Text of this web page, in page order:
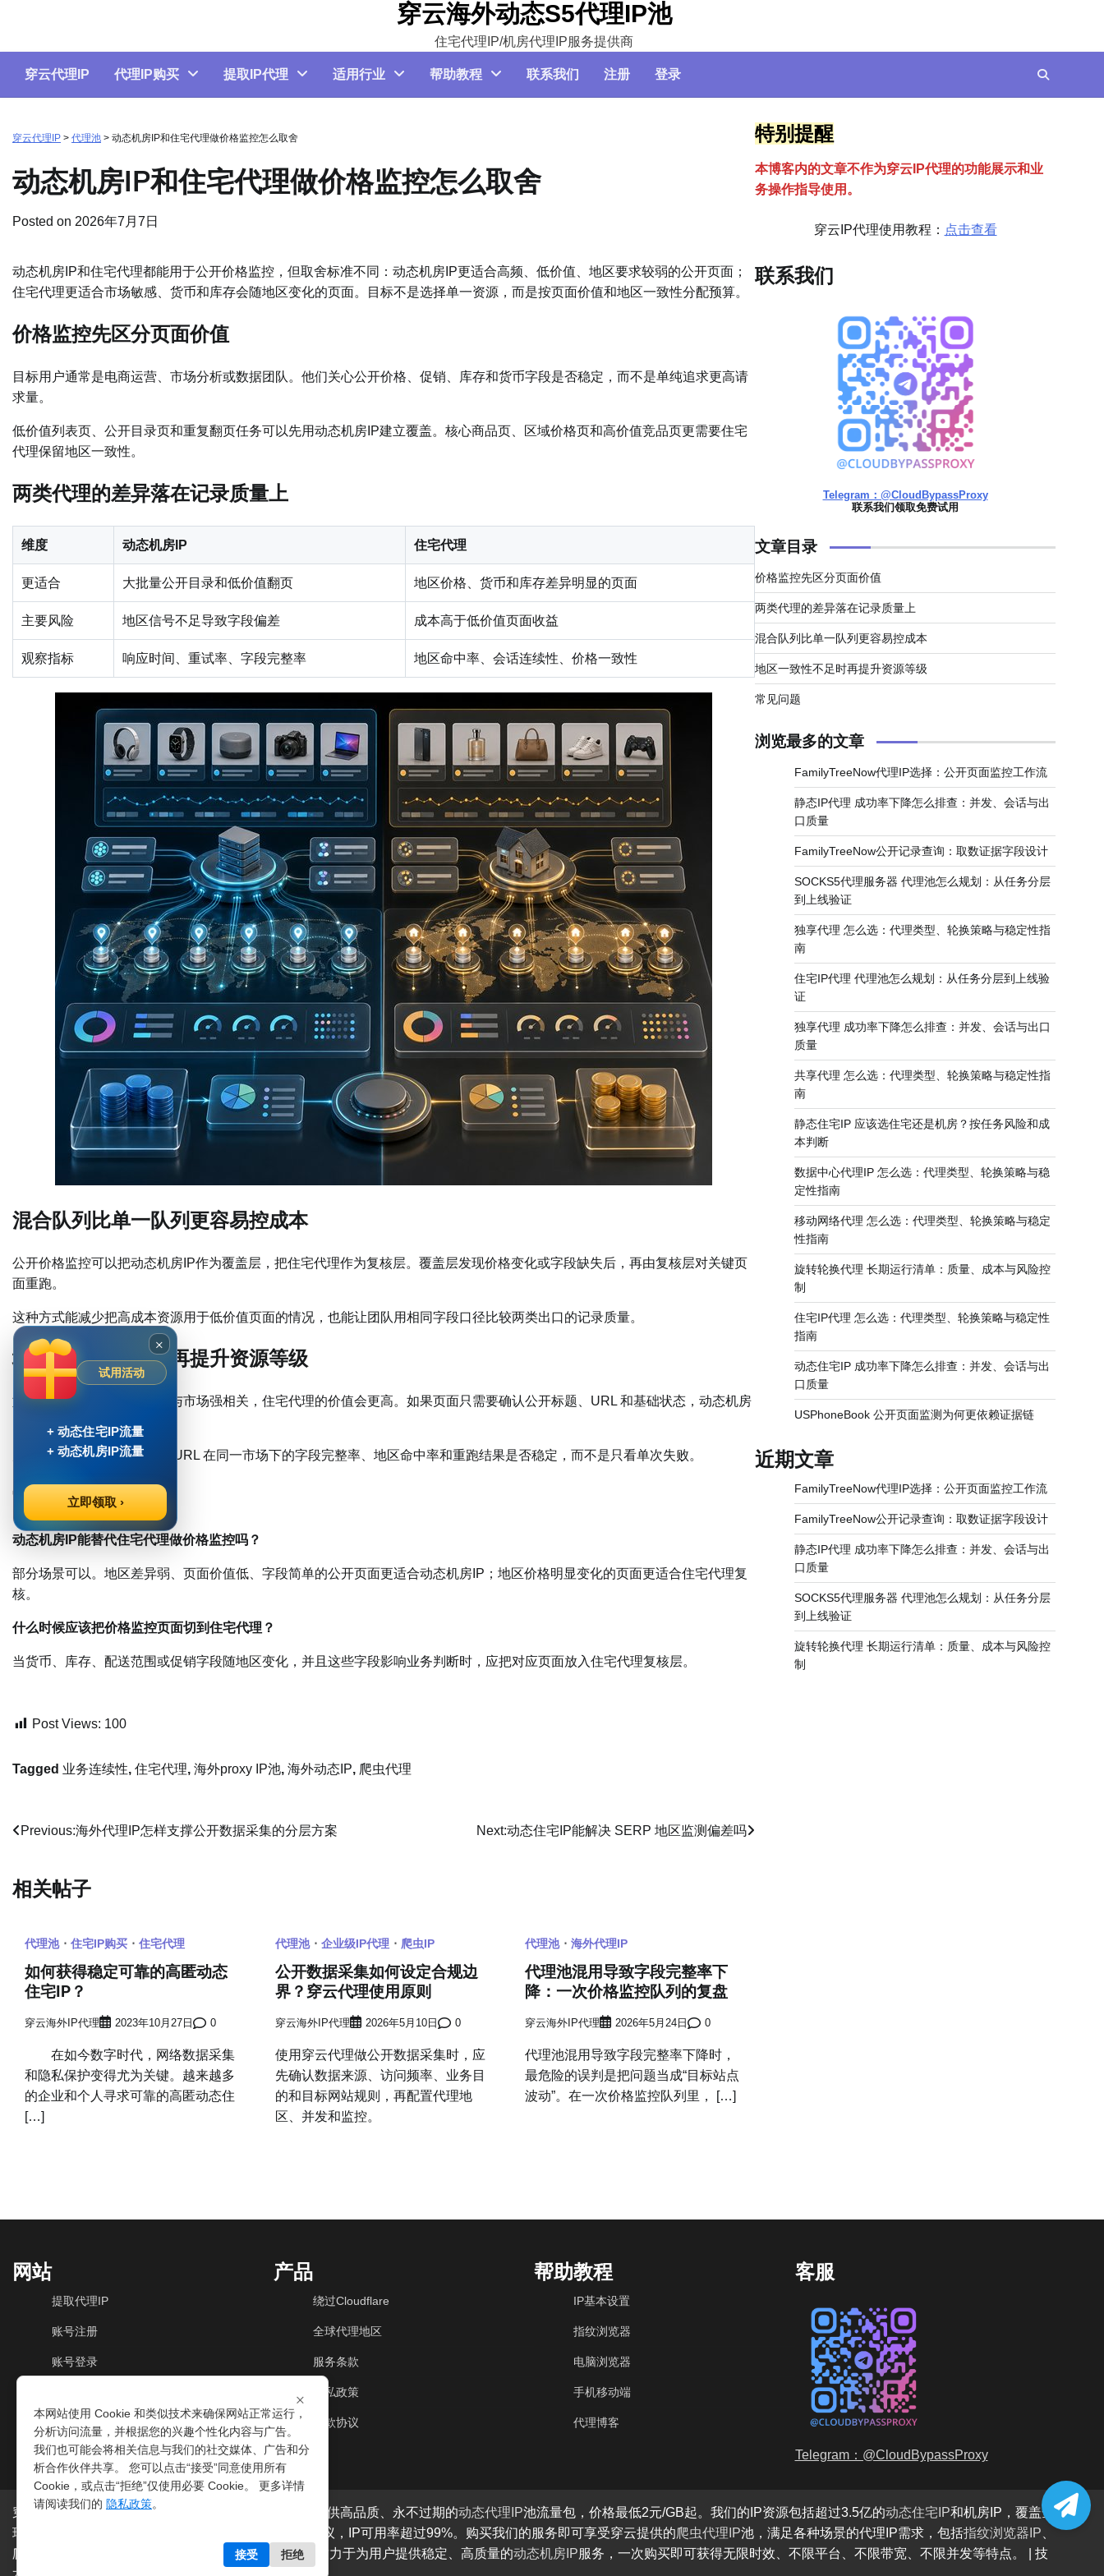
content
穿云海外动态S5代理IP池
住宅代理IP/机房代理IP服务提供商
穿云代理IP 代理IP购买 提取IP代理 适用行业 帮助教程 联系我们 注册 登录
穿云代理IP > 代理池 > 动态机房IP和住宅代理做价格监控怎么取舍
动态机房IP和住宅代理做价格监控怎么取舍
Posted on 2026年7月7日
动态机房IP和住宅代理都能用于公开价格监控，但取舍标准不同：动态机房IP更适合高频、低价值、地区要求较弱的公开页面；
住宅代理更适合市场敏感、货币和库存会随地区变化的页面。目标不是选择单一资源，而是按页面价值和地区一致性分配预算。
价格监控先区分页面价值
目标用户通常是电商运营、市场分析或数据团队。他们关心公开价格、促销、库存和货币字段是否稳定，而不是单纯追求更高请
求量。
低价值列表页、公开目录页和重复翻页任务可以先用动态机房IP建立覆盖。核心商品页、区域价格页和高价值竞品页更需要住宅
代理保留地区一致性。
两类代理的差异落在记录质量上
维度 动态机房IP 住宅代理
更适合 大批量公开目录和低价值翻页 地区价格、货币和库存差异明显的页面
主要风险 地区信号不足导致字段偏差 成本高于低价值页面收益
观察指标 响应时间、重试率、字段完整率 地区命中率、会话连续性、价格一致性
混合队列比单一队列更容易控成本
公开价格监控可以把动态机房IP作为覆盖层，把住宅代理作为复核层。覆盖层发现价格变化或字段缺失后，再由复核层对关键页
面重跑。
这种方式能减少把高成本资源用于低价值页面的情况，也能让团队用相同字段口径比较两类出口的记录质量。
地区一致性不足时再提升资源等级
如果价格、货币或库存差异与市场强相关，住宅代理的价值会更高。如果页面只需要确认公开标题、URL 和基础状态，动态机房
IP通常更经济。
判断升级时要看证据：同一 URL 在同一市场下的字段完整率、地区命中率和重跑结果是否稳定，而不是只看单次失败。
常见问题
动态机房IP能替代住宅代理做价格监控吗？
部分场景可以。地区差异弱、页面价值低、字段简单的公开页面更适合动态机房IP；地区价格明显变化的页面更适合住宅代理复
核。
什么时候应该把价格监控页面切到住宅代理？
当货币、库存、配送范围或促销字段随地区变化，并且这些字段影响业务判断时，应把对应页面放入住宅代理复核层。
Post Views: 100
Tagged 业务连续性, 住宅代理, 海外proxy IP池, 海外动态IP, 爬虫代理
文
导
Previous:海外代理IP怎样支撑公开数据采集的分层方案 Next:动态住宅IP能解决 SERP 地区监测偏差吗
相关帖子
代理池 住宅IP购买 住宅代理
如何获得稳定可靠的高匿动态
住宅IP？
穿云海外IP代理 2023年10月27日 0
在如今数字时代，网络数据采集
和隐私保护变得尤为关键。越来越多
的企业和个人寻求可靠的高匿动态住
[…]
代理池 企业级IP代理 爬虫IP
公开数据采集如何设定合规边
界？穿云代理使用原则
穿云海外IP代理 2026年5月10日 0
使用穿云代理做公开数据采集时，应
先确认数据来源、访问频率、业务目
的和目标网站规则，再配置代理地
区、并发和监控。
代理池 海外代理IP
代理池混用导致字段完整率下
降：一次价格监控队列的复盘
穿云海外IP代理 2026年5月24日 0
代理池混用导致字段完整率下降时，
最危险的误判是把问题当成“目标站点
波动”。在一次价格监控队列里， […]
特别提醒
本博客内的文章不作为穿云 P代理的功能展示和业
务操作指导使用。
穿云IP代理使用教程： 点击查看
联系我们
Telegram：@CloudBypassProxy
联系我们领取免费试用
文章目录
价格监控先区分页面价值
两类代理的差异落在记录质量上
混合队列比单一队列更容易控成本
地区一致性不足时再提升资源等级
常见问题
浏览最多的文章
FamilyTreeNow代理IP选择：公开页面监控工作流
静态IP代理 成功率下降怎么排查：并发、会话与出
口质量
FamilyTreeNow公开记录查询：取数证据字段设计
SOCKS5代理服务器 代理池怎么规划：从任务分层
到上线验证
独享代理 怎么选：代理类型、轮换策略与稳定性指
南
住宅IP代理 代理池怎么规划：从任务分层到上线验
证
独享代理 成功率下降怎么排查：并发、会话与出口
质量
共享代理 怎么选：代理类型、轮换策略与稳定性指
南
静态住宅IP 应该选住宅还是机房？按任务风险和成
本判断
数据中心代理IP 怎么选：代理类型、轮换策略与稳
定性指南
移动网络代理 怎么选：代理类型、轮换策略与稳定
性指南
旋转轮换代理 长期运行清单：质量、成本与风险控
制
住宅IP代理 怎么选：代理类型、轮换策略与稳定性
指南
动态住宅IP 成功率下降怎么排查：并发、会话与出
口质量
USPhoneBook 公开页面监测为何更依赖证据链
近期文章
FamilyTreeNow代理IP选择：公开页面监控工作流
FamilyTreeNow公开记录查询：取数证据字段设计
静态IP代理 成功率下降怎么排查：并发、会话与出
口质量
SOCKS5代理服务器 代理池怎么规划：从任务分层
到上线验证
旋转轮换代理 长期运行清单：质量、成本与风险控
制
网站
提取代理IP
账号注册
账号登录
动态机房IP
产品
绕过Cloudflare
全球代理地区
服务条款
隐私政策
退款协议
帮助教程
IP基本设置
指纹浏览器
电脑浏览器
手机移动端
代理博客
客服
Telegram：@CloudBypassProxy
穿云代理是专业的海外动态IP 代理服务提供商，我们提供高品质、永不过期的动态代理IP池流量包，价格最低2元/GB起。我们的IP资源包括超过3.5亿的动态住宅IP和机房IP，覆盖全
球200多个国家。支持
协议，IP可用率超过99%。购买我们的服务即可享受穿云提供的爬虫代理IP池，满足各种场景的代理IP需求，包括指纹浏览器IP
爬虫抓取、电商系统、网络测试、SEO等。穿云代理致力于为用户提供稳定、高质量的动态机房IP服务，一次购买即可获得无限时效、不限平台、不限带宽、不限并发等特点。 | 技
×
本网站使用 Cookie 和类似技术来确保网站正常运行，
分析访问流量，并根据您的兴趣个性化内容与广告。
我们也可能会将相关信息与我们的社交媒体、广告和分
析合作伙伴共享。 您可以点击“接受”同意使用所有
Cookie，或点击“拒绝”仅使用必要 Cookie。 更多详情
请阅读我们的 隐私政策。
接受 拒绝
×
试用活动
+ 动态住宅IP流量
+ 动态机房IP流量
立即领取 ›